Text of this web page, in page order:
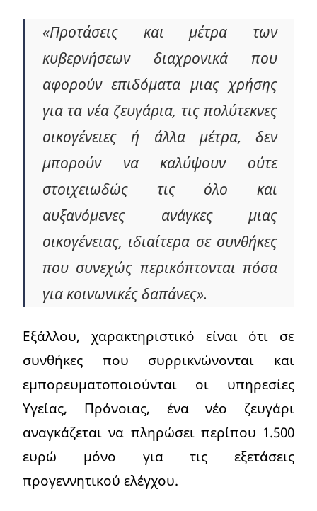
«Προτάσεις και μέτρα των
κυβερνήσεων διαχρονικά που
αφορούν επιδόματα μιας χρήσης
για τα νέα ζευγάρια, τις πολύτεκνες
οικογένειες ή άλλα μέτρα, δεν
μπορούν να καλύψουν ούτε
στοιχειωδώς τις όλο και
αυξανόμενες ανάγκες μιας
οικογένειας, ιδιαίτερα σε συνθήκες
που συνεχώς περικόπτονται πόσα
για κοινωνικές δαπάνες».
Εξάλλου, χαρακτηριστικό είναι ότι σε
συνθήκες που συρρικνώνονται και
εμπορευματοποιούνται οι υπηρεσίες
Υγείας, Πρόνοιας, ένα νέο ζευγάρι
αναγκάζεται να πληρώσει περίπου 1.500
ευρώ μόνο για τις εξετάσεις
προγεννητικού ελέγχου.